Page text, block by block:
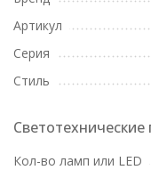
Артикул
Серия
Стиль
Кол-во ламп или LED